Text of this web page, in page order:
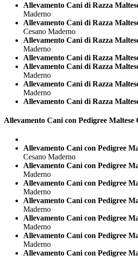
Allevamento Cani di Razza
Maderno
Allevamento Cani di Razza
Cesano Maderno
Allevamento Cani di Razza
Maderno
Allevamento Cani di Razza
Allevamento Cani di Razza
Maderno
Allevamento Cani di Razza
Maderno
Allevamento Cani di Razza
Allevamento Cani con Pedigree Maltese
Allevamento Cani con Pedigree
Cesano Maderno
Allevamento Cani con Pedigree
Maderno
Allevamento Cani con Pedigree
Maderno
Allevamento Cani con Pedigree
Maderno
Allevamento Cani con Pedigree
Maderno
Allevamento Cani con Pedigree
Maderno
Allevamento Cani con Pedigree